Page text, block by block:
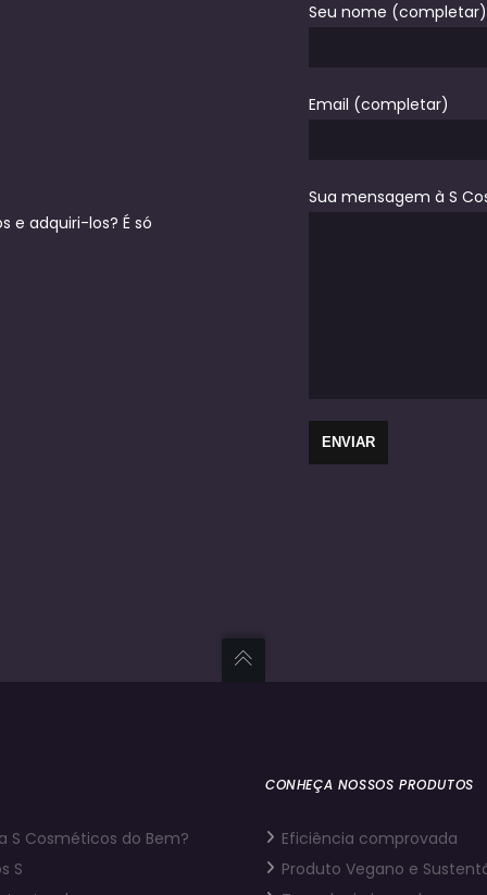
e adquiri-los? É só
Seu nome (completar)
Email (completar)
Sua mensagem à S
S Cosméticos do Bem?
S
CONHEÇA NOSSOS PRODUTOS
Eficiência comprovada
Produto Vegano e